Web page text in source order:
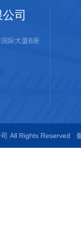
司
际大厦B座
All Rights Reserved